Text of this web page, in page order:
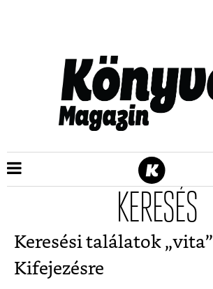
KERESÉS
Keresési találatok „vita”
Kifejezésre